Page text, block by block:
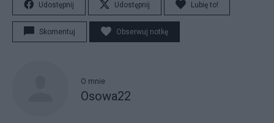
Udostępnij Udostępnij Lubię to!
Skomentuj Obserwuj notkę
O mnie
Osowa22